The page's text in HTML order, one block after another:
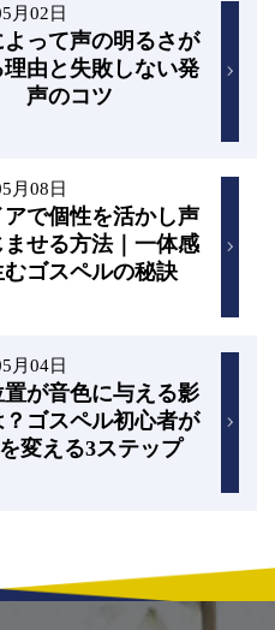
月02日
って声の明るさが
由と失敗しない発
声のコツ
月08日
アで個性を活かし声
ませる方法｜一体感
むゴスペルの秘訣
月04日
が音色に与える影
ゴスペル初心者が
変える3ステップ